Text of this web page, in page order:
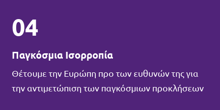
04
Παγκόσμια Ισορροπία
Θέτουμε την Ευρώπη προ των ευθυνών της για
την αντιμετώπιση των παγκόσμιων προκλήσεων